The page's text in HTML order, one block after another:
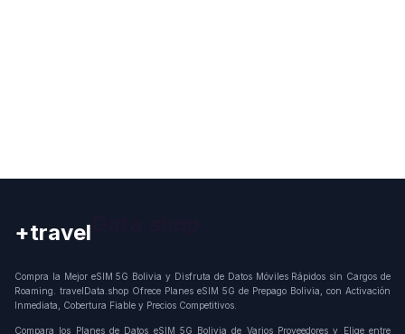
+travel
Compra la Mejor eSIM 5G Bolivia y Disfruta de Datos Móviles Rápidos sin Cargos de
Roaming. travelData.shop Ofrece Planes eSIM 5G de Prepago Bolivia, con Activación
Inmediata, Cobertura Fiable y Precios Competitivos.
Compara los Planes de Datos eSIM 5G Bolivia de Varios Proveedores y Elige entre